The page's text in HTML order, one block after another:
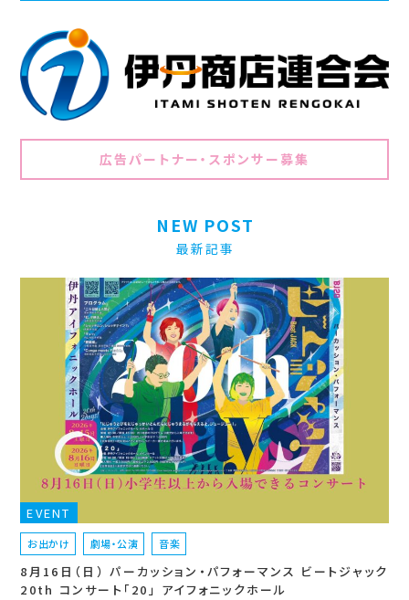
広告パートナー・スポンサー募集
NEW POST
最新記事
EVENT
お出かけ 劇場・公演 音楽
8月16日（日） パーカッション・パフォーマンス ビートジャック
20th コンサート「20」 アイフォニックホール